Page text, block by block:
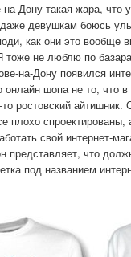
Дону такая жара,
девушкам боюсь
как они это вообще
тоже не люблю по
на-Дону появился
онлайн шопа не то,
то ростовский
плохо
свой интернет-
представляет, что
под названием